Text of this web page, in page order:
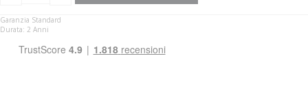
Garanzia Standard
Durata: 2 Anni